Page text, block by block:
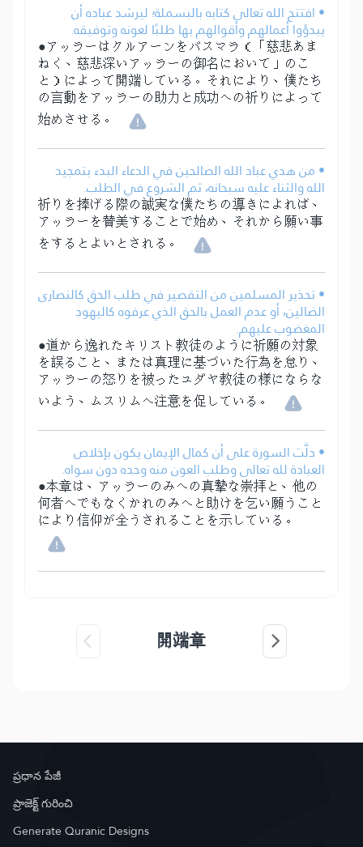
• افتتح الله تعالى كتابه بالبسملة؛ ليرشد عباده أن
يبدؤوا أعمالهم وأقوالهم بها طلبًا لعونه وتوفيقه.
●アッラーはクルアーンをバスマラ（「慈悲あま
ねく、慈悲深いアッラーの御名において」のこ
と）によって開端している。それにより、僕たち
の言動をアッラーの助力と成功への祈りによって
始めさせる。
• من هدي عباد الله الصالحين في الدعاء البدء بتمجيد
الله والثناء عليه سبحانه، ثم الشروع في الطلب.
祈りを捧げる際の誠実な僕たちの導きによれば、
アッラーを賛美することで始め、それから願い事
をするとよいとされる。
• تحذير المسلمين من التقصير في طلب الحق كالنصارى
الضالين، أو عدم العمل بالحق الذي عرفوه كاليهود
المغضوب عليهم.
●道から逸れたキリスト教徒のように祈願の対象
を誤ること、または真理に基づいた行為を怠り、
アッラーの怒りを被ったユダヤ教徒の様にならな
いよう、ムスリムへ注意を促している。
• دلَّت السورة على أن كمال الإيمان يكون بإخلاص
العبادة لله تعالى وطلب العون منه وحده دون سواه.
●本章は、アッラーのみへの真摯な崇拝と、他の
何者へでもなくかれのみへと助けを乞い願うこと
により信仰が全うされることを示している。
開端章
ప్రధాన పేజీ
ప్రాజెక్ట్ గురించి
Generate Quranic Designs